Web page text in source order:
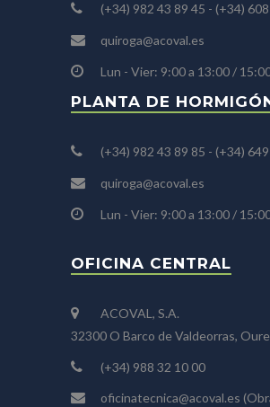
(+34) 982 43 89 45 - (+34)
quiroga@acoval.es
Lun - Vier: 9:00 a 13:00 /
PLANTA DE
(+34) 982 43 89 85 - (+34)
quiroga@acoval.es
Lun - Vier: 9:00 a 13:00 /
OFICINA CENTRAL
ACOVAL, S.A.
32300 O Barco de Valdeorras,
(+34) 988 32 10 00
oficinatecnica@acoval.es